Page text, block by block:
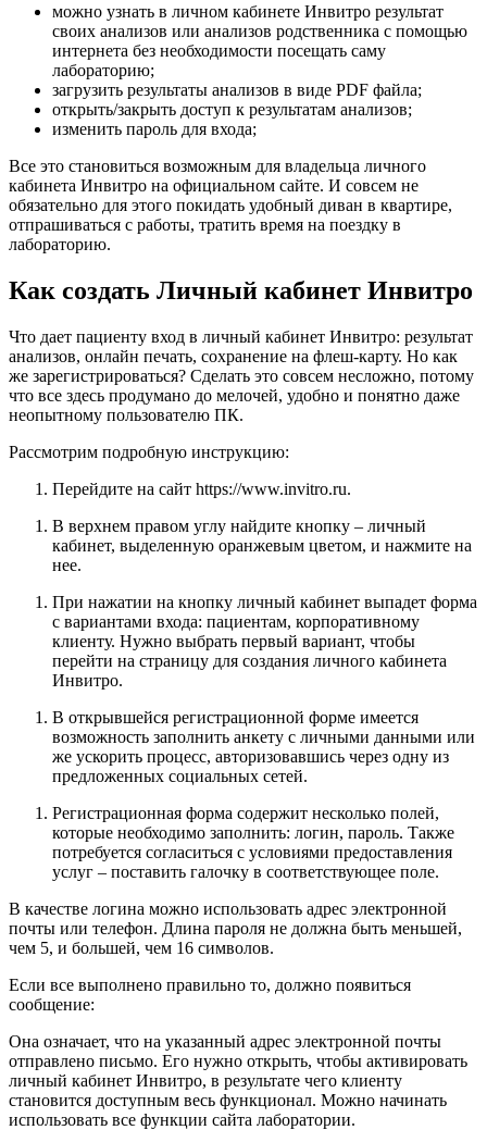
можно узнать в личном кабинете Инвитро результат
своих анализов или анализов родственника с помощью
интернета без необходимости посещать саму
лабораторию;
загрузить результаты анализов в виде PDF файла;
открыть/закрыть доступ к результатам анализов;
изменить пароль для входа;
Все это становиться возможным для владельца личного
кабинета Инвитро на официальном сайте. И совсем не
обязательно для этого покидать удобный диван в квартире,
отпрашиваться с работы, тратить время на поездку в
лабораторию.
Как создать Личный кабинет Инвитро
Что дает пациенту вход в личный кабинет Инвитро: результат
анализов, онлайн печать, сохранение на флеш-карту. Но как
же зарегистрироваться? Сделать это совсем несложно, потому
что все здесь продумано до мелочей, удобно и понятно даже
неопытному пользователю ПК.
Рассмотрим подробную инструкцию:
Перейдите на сайт https://www.invitro.ru.
В верхнем правом углу найдите кнопку – личный
кабинет, выделенную оранжевым цветом, и нажмите на
нее.
При нажатии на кнопку личный кабинет выпадет форма
с вариантами входа: пациентам, корпоративному
клиенту. Нужно выбрать первый вариант, чтобы
перейти на страницу для создания личного кабинета
Инвитро.
В открывшейся регистрационной форме имеется
возможность заполнить анкету с личными данными или
же ускорить процесс, авторизовавшись через одну из
предложенных социальных сетей.
Регистрационная форма содержит несколько полей,
которые необходимо заполнить: логин, пароль. Также
потребуется согласиться с условиями предоставления
услуг – поставить галочку в соответствующее поле.
В качестве логина можно использовать адрес электронной
почты или телефон. Длина пароля не должна быть меньшей,
чем 5, и большей, чем 16 символов.
Если все выполнено правильно то, должно появиться
сообщение:
Она означает, что на указанный адрес электронной почты
отправлено письмо. Его нужно открыть, чтобы активировать
личный кабинет Инвитро, в результате чего клиенту
становится доступным весь функционал. Можно начинать
использовать все функции сайта лаборатории.